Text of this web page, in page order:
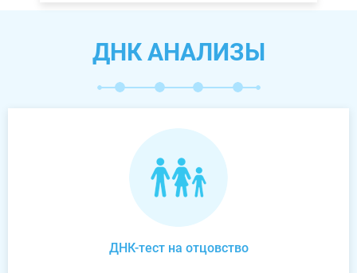
ДНК АНАЛИЗЫ
ДНК-тест на отцовство